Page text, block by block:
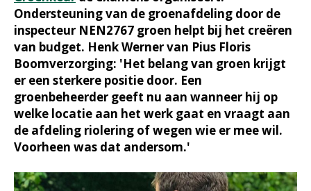
Ondersteuning van de groenafdeling door de
inspecteur NEN2767 groen helpt bij het creëren
van budget. Henk Werner van Pius Floris
Boomverzorging: 'Het belang van groen krijgt
er een sterkere positie door. Een
groenbeheerder geeft nu aan wanneer hij op
welke locatie aan het werk gaat en vraagt aan
de afdeling riolering of wegen wie er mee wil.
Voorheen was dat andersom.'